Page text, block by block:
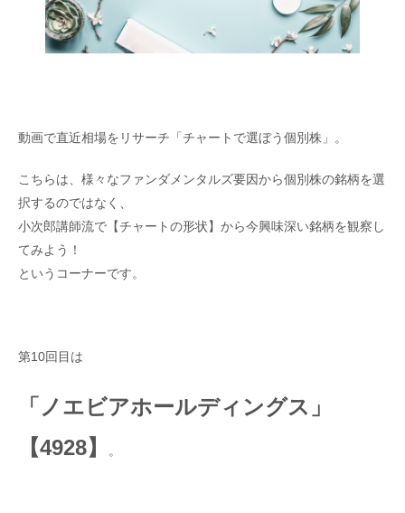
動画で直近相場をリサーチ「チャートで選ぼう個別株」。
こちらは、様々なファンダメンタルズ要因から個別株の銘柄を選
択するのではなく、
小次郎講師流で【チャートの形状】から今興味深い銘柄を観察し
てみよう！
というコーナーです。
第10回目は
「ノエビアホールディングス」
【4928】
。